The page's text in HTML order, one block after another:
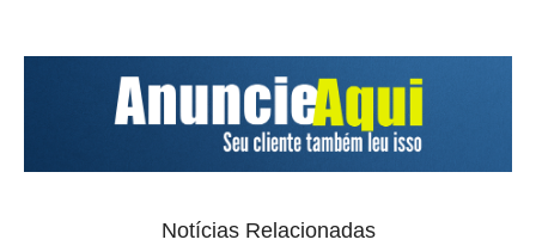
Notícias Relacionadas